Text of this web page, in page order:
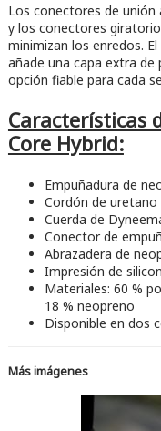
Los conectores de
y los conectores
minimizan los enredos.
añade una capa extra
opción fiable para cada
Características
Core Hybrid:
Empuñadura de
Cordón de uretano
Cuerda de
Conector de
Abrazadera de
Impresión de
Materiales: 60 %
18 % neopreno
Disponible en dos
Más imágenes